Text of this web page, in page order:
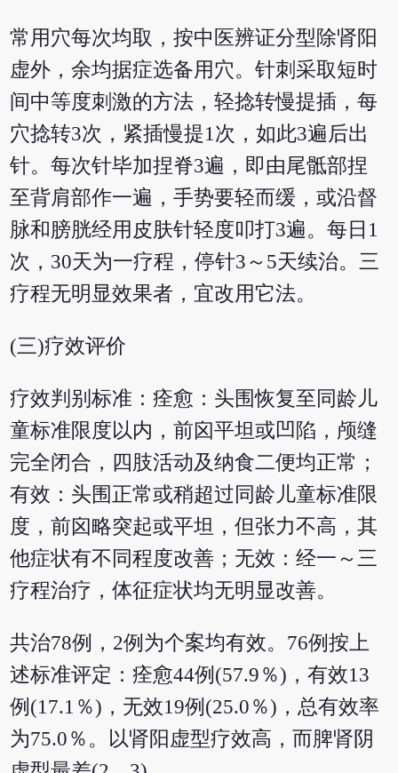
常用穴每次均取，按中医辨证分型除肾阳
虚外，余均据症选备用穴。针刺采取短时
间中等度刺激的方法，轻捻转慢提插，每
穴捻转3次，紧插慢提1次，如此3遍后出
针。每次针毕加捏脊3遍，即由尾骶部捏
至背肩部作一遍，手势要轻而缓，或沿督
脉和膀胱经用皮肤针轻度叩打3遍。每日1
次，30天为一疗程，停针3～5天续治。三
疗程无明显效果者，宜改用它法。
(三)疗效评价
疗效判别标准：痊愈：头围恢复至同龄儿
童标准限度以内，前囟平坦或凹陷，颅缝
完全闭合，四肢活动及纳食二便均正常；
有效：头围正常或稍超过同龄儿童标准限
度，前囟略突起或平坦，但张力不高，其
他症状有不同程度改善；无效：经一～三
疗程治疗，体征症状均无明显改善。
共治78例，2例为个案均有效。76例按上
述标准评定：痊愈44例(57.9％)，有效13
例(17.1％)，无效19例(25.0％)，总有效率
为75.0％。以肾阳虚型疗效高，而脾肾阴